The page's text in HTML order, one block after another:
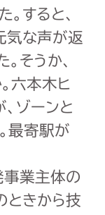
すると、
気な声が返
そうか、
六本木ヒ
ゾーンと
最寄駅が
事業主体の
ときから技